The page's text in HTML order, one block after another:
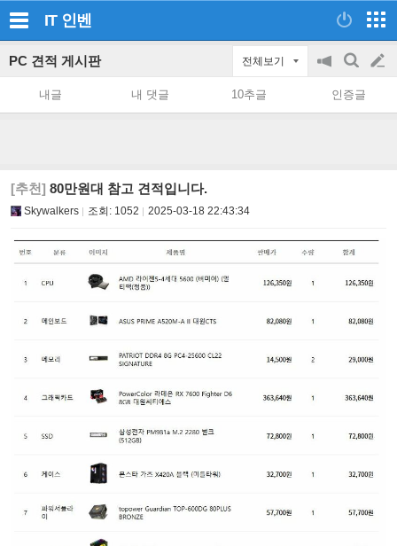
IT 인벤
PC 견적 게시판 전체보기
공
on/off
검
색
글
쓰
내글 내 댓글 10추글 인증글
[추천] 80만원대 참고 견적입니다.
Skywalkers 조회: 1052 2025-03-18 22:43:34